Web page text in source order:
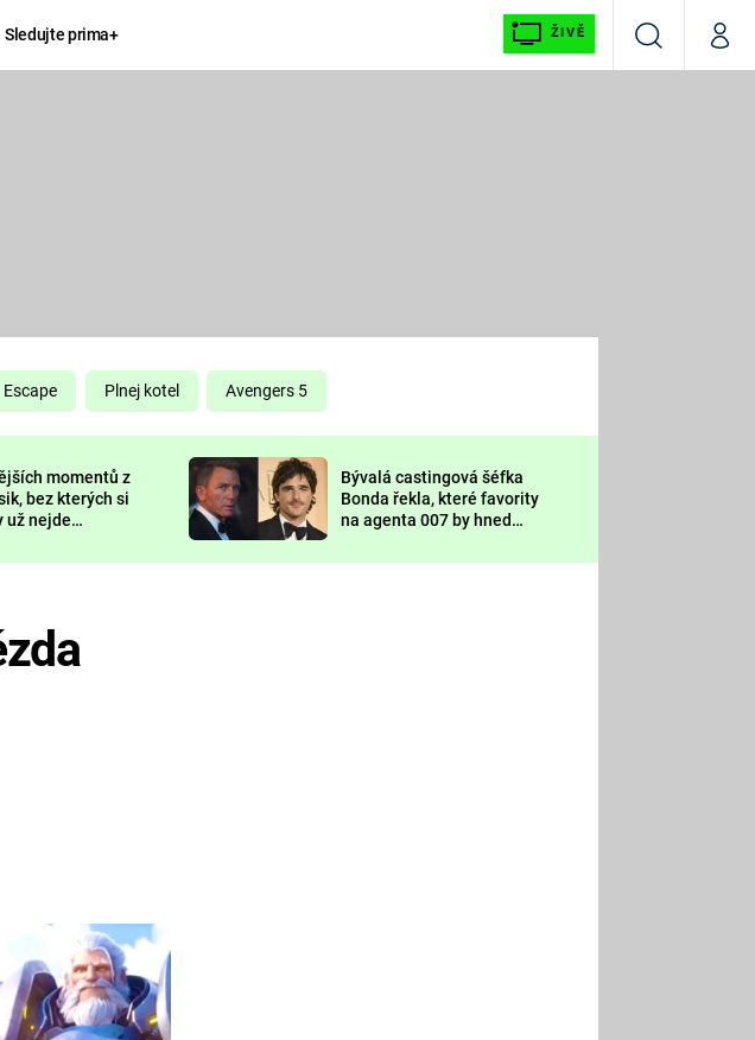
Sledujte prima+ ŽIVĚ
VyhledáváníMůj
KOMEDIE
CHUCK
NORRIS
DEADPOOL
Prima LAJK
Sledujte nás
Escape Plnej kotel Avengers 5
momentů z
bez kterých si
už nejde
Bývalá castingová šéfka
Bonda řekla, které favority
na agenta 007 by hned